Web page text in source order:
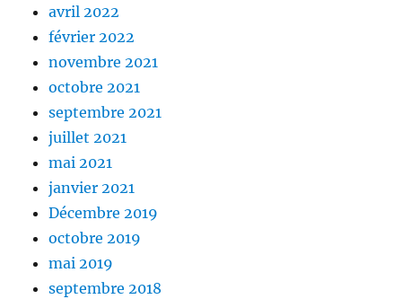
avril 2022
février 2022
novembre 2021
octobre 2021
septembre 2021
juillet 2021
mai 2021
janvier 2021
Décembre 2019
octobre 2019
mai 2019
septembre 2018